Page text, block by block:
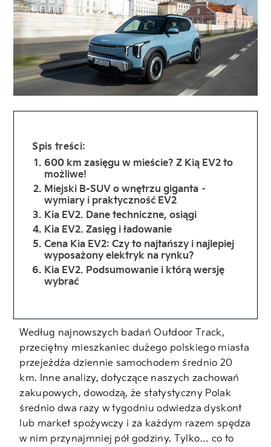
Spis treści:
600 km zasięgu w mieście? Z Kią EV2 to
możliwe!
Miejski B-SUV o wnętrzu giganta –
wymiary i praktyczność EV2
Kia EV2. Dane techniczne, osiągi
Kia EV2. Zasięg i ładowanie
Cena Kia EV2: Czy to najtańszy i najlepiej
wyposażony elektryk na rynku?
Kia EV2. Podsumowanie i którą wersję
wybrać
Według najnowszych badań Outdoor Track,
przeciętny mieszkaniec dużego polskiego miasta
przejeżdża dziennie samochodem średnio 20
km. Inne analizy, dotyczące naszych zachowań
zakupowych, dowodzą, że statystyczny Polak
średnio dwa razy w tygodniu odwiedza dyskont
lub market spożywczy i za każdym razem spędza
w nim przynajmniej pół godziny. Tylko… co to